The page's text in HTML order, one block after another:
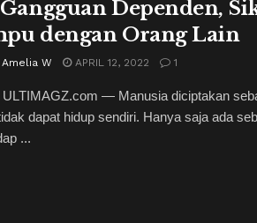
Dependen,
dengan Orang Lain
W APRIL 12, 2022 1
— Manusia diciptakan
dapat hidup sendiri. Hanya saja ada
...